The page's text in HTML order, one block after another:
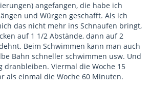
angefangen, die habe ich
und Würgen geschafft. Als ich
das nicht mehr ins Schnaufen bringt,
auf 1 1/2 Abstände, dann auf 2
Beim Schwimmen kann man auch
Bahn schneller schwimmen usw. Und
dranbleiben. Viermal die Woche 15
als einmal die Woche 60 Minuten.